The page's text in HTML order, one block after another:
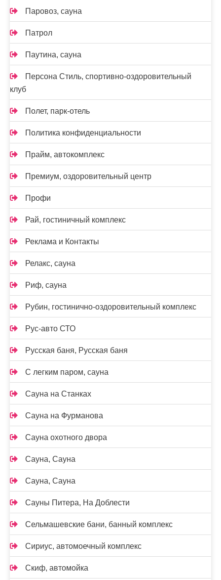
Паровоз, сауна
Патрол
Паутина, сауна
Персона Стиль, спортивно-оздоровительный
клуб
Полет, парк-отель
Политика конфиденциальности
Прайм, автокомплекс
Премиум, оздоровительный центр
Профи
Рай, гостиничный комплекс
Реклама и Контакты
Релакс, сауна
Риф, сауна
Рубин, гостинично-оздоровительный комплекс
Рус-авто СТО
Русская баня, Русская баня
С легким паром, сауна
Сауна на Станках
Сауна на Фурманова
Сауна охотного двора
Сауна, Сауна
Сауна, Сауна
Сауны Питера, На Доблести
Сельмашевские бани, банный комплекс
Сириус, автомоечный комплекс
Скиф, автомойка